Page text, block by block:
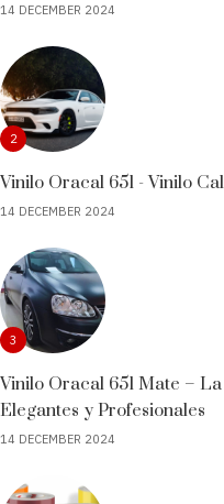
14 DECEMBER 2024
2
Vinilo Oracal 651 - Vinilo
14 DECEMBER 2024
3
Vinilo Oracal 651 Mate –
Elegantes y Profesionales
14 DECEMBER 2024